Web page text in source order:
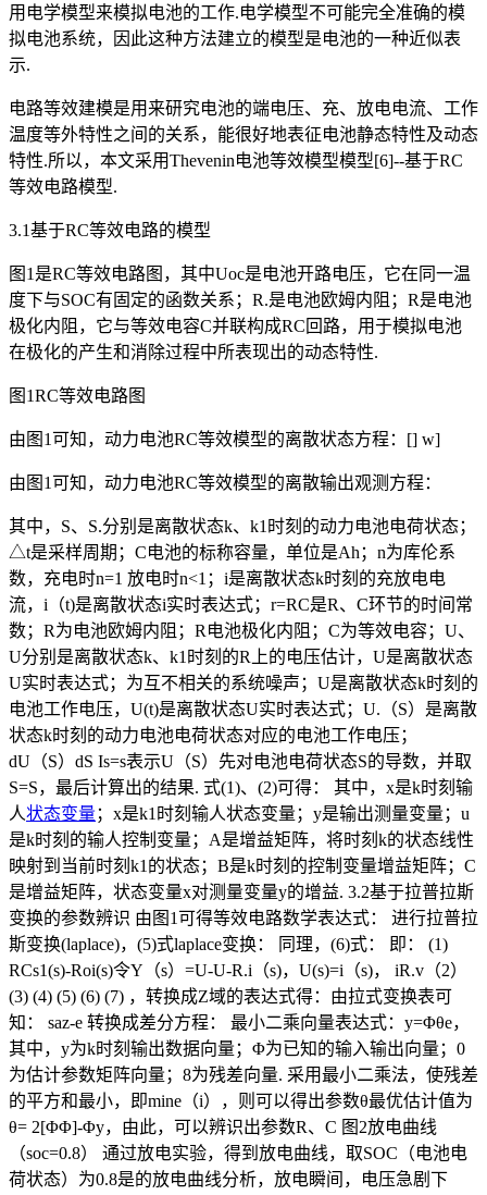
用电学模型来模拟电池的工作.电学模型不可能完全准确的模
拟电池系统，因此这种方法建立的模型是电池的一种近似表
示.
电路等效建模是用来研究电池的端电压、充、放电电流、工作
温度等外特性之间的关系，能很好地表征电池静态特性及动态
特性.所以，本文采用Thevenin电池等效模型模型[6]--基于RC
等效电路模型.
3.1基于RC等效电路的模型
图1是RC等效电路图，其中Uoc是电池开路电压，它在同一温
度下与SOC有固定的函数关系；R.是电池欧姆内阻；R是电池
极化内阻，它与等效电容C并联构成RC回路，用于模拟电池
在极化的产生和消除过程中所表现出的动态特性.
图1RC等效电路图
由图1可知，动力电池RC等效模型的离散状态方程：[] w]
由图1可知，动力电池RC等效模型的离散输出观测方程：
其中，S、S.分别是离散状态k、k1时刻的动力电池电荷状态；
△t是采样周期；C电池的标称容量，单位是Ah；n为库伦系
数，充电时n=1 放电时n<1；i是离散状态k时刻的充放电电
流，i（t)是离散状态i实时表达式；r=RC是R、C环节的时间常
数；R为电池欧姆内阻；R电池极化内阻；C为等效电容；U、
U分别是离散状态k、k1时刻的R上的电压估计，U是离散状态
U实时表达式；为互不相关的系统噪声；U是离散状态k时刻的
电池工作电压，U(t)是离散状态U实时表达式；U.（S）是离散
状态k时刻的动力电池电荷状态对应的电池工作电压；
dU（S）dS Is=s表示U（S）先对电池电荷状态S的导数，并取
S=S，最后计算出的结果. 式(1)、(2)可得： 其中，x是k时刻输
人状态变量；x是k1时刻输人状态变量；y是输出测量变量；u
是k时刻的输人控制变量；A是增益矩阵，将时刻k的状态线性
映射到当前时刻k1的状态；B是k时刻的控制变量增益矩阵；C
是增益矩阵，状态变量x对测量变量y的增益. 3.2基于拉普拉斯
变换的参数辨识 由图1可得等效电路数学表达式： 进行拉普拉
斯变换(laplace)，(5)式laplace变换： 同理，(6)式： 即： (1)
RCs1(s)-Roi(s)令Y（s）=U-U-R.i（s)，U(s)=i（s)， iR.v（2）
(3) (4) (5) (6) (7) ，转换成Z域的表达式得：由拉式变换表可
知： saz-e 转换成差分方程： 最小二乘向量表达式：y=Φθe，
其中，y为k时刻输出数据向量；Φ为已知的输入输出向量；0
为估计参数矩阵向量；8为残差向量. 采用最小二乘法，使残差
的平方和最小，即mine（i），则可以得出参数θ最优估计值为
θ= 2[ΦΦ]-Φy，由此，可以辨识出参数R、C 图2放电曲线
（soc=0.8） 通过放电实验，得到放电曲线，取SOC（电池电
荷状态）为0.8是的放电曲线分析，放电瞬间，电压急剧下